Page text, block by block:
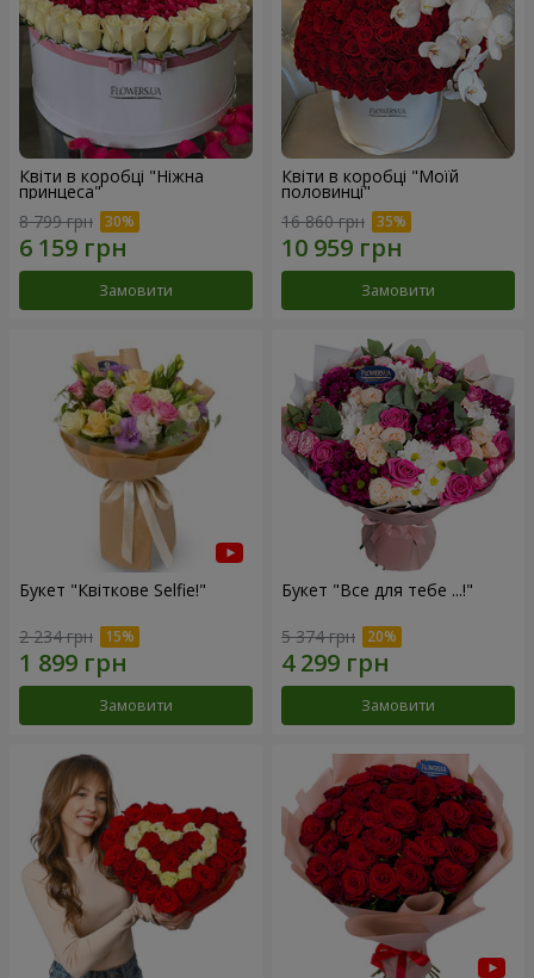
Квіти в коробці "Ніжна
принцеса"
8 799 грн
Замовити
Квіти в коробці "Моїй
половинці"
16 860 грн
Замовити
Букет "Квіткове Selfie!"
2 234 грн
Замовити
Букет "Все для тебе ...!"
5 374 грн
Замовити